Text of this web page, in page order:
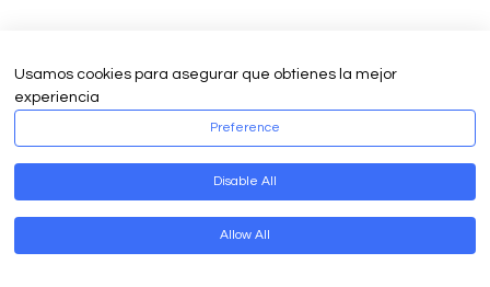
ENTERIZO
TOLEDO
Usamos cookies para asegurar que obtienes la mejor
experiencia
Preference
Disable All
Allow All